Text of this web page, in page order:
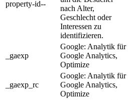
property-id--
nach Alter,
Geschlecht oder
Interessen zu
identifizieren.
_gaexp
Google: Analytik für
Google Analytics,
Optimize
_gaexp_rc
Google: Analytik für
Google Analytics,
Optimize